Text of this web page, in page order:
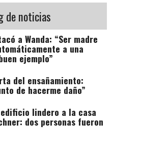
de noticias
a Wanda: “Ser madre
a una
ejemplo”
del ensañamiento:
de hacerme daño”
lindero a la casa
dos personas fueron